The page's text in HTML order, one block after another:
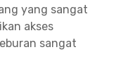
yang sangat
akses
sangat